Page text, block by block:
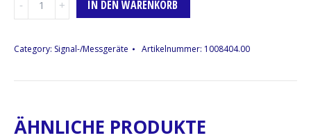
IN DEN WARENKORB
Category: Signal-/Messgeräte Artikelnummer: 1008404.00
ÄHNLICHE PRODUKTE